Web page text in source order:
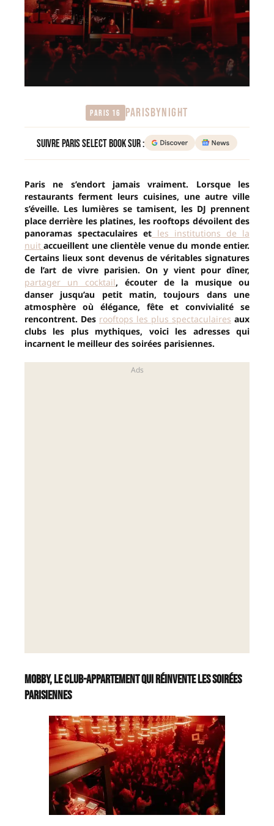
Paris 16 PARISBYNIGHT
Suivre Paris Select Book sur :
Paris ne s’endort jamais vraiment. Lorsque les
restaurants ferment leurs cuisines, une autre ville
s’éveille. Les lumières se tamisent, les DJ prennent
place derrière les platines, les rooftops dévoilent des
panoramas spectaculaires et les institutions de la
nuitaccueillent une clientèle venue du monde entier.
Certains lieux sont devenus de véritables signatures
de l’art de vivre parisien. On y vient pour dîner,
partager un cocktail, écouter de la musique ou
danser jusqu’au petit matin, toujours dans une
atmosphère où élégance, fête et convivialité se
rencontrent. Des rooftops les plus spectaculaires aux
clubs les plus mythiques, voici les adresses qui
incarnent le meilleur des soirées parisiennes.
MOBBY, le club-appartement qui réinvente les soirées
parisiennes